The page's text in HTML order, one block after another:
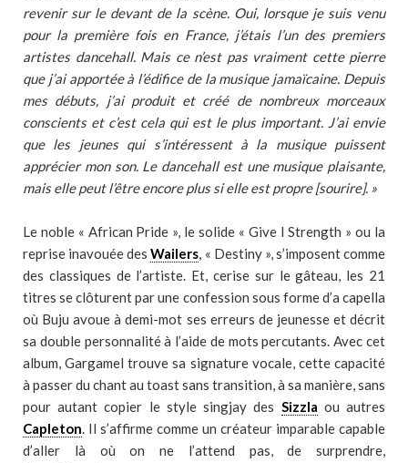
revenir sur le devant de la scène. Oui, lorsque je suis venu
pour la première fois en France, j’étais l’un des premiers
artistes dancehall. Mais ce n’est pas vraiment cette pierre
que j’ai apportée à l’édifice de la musique jamaïcaine. Depuis
mes débuts, j’ai produit et créé de nombreux morceaux
conscients et c’est cela qui est le plus important. J’ai envie
que les jeunes qui s’intéressent à la musique puissent
apprécier mon son. Le dancehall est une musique plaisante,
mais elle peut l’être encore plus si elle est propre [sourire]. »
Le noble « African Pride », le solide « Give I Strength » ou la
reprise inavouée desWailers, « Destiny », s’imposent comme
des classiques de l’artiste. Et, cerise sur le gâteau, les 21
titres se clôturent par une confession sous forme d’a capella
où Buju avoue à demi-mot ses erreurs de jeunesse et décrit
sa double personnalité à l’aide de mots percutants. Avec cet
album, Gargamel trouve sa signature vocale, cette capacité
à passer du chant au toast sans transition, à sa manière, sans
pour autant copier le style singjay des Sizzla ou autres
Capleton. Il s’affirme comme un créateur imparable capable
d’aller là où on ne l’attend pas, de surprendre,